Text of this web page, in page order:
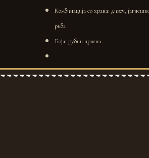
Комбинација со храна: дивеч,
риба
Боја: рубин црвена